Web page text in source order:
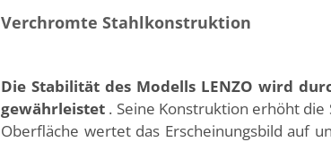
Verchromte Stahlkonstruktion
Die Stabilität des Modells LENZO wird
gewährleistet . Seine Konstruktion erhöht
Oberfläche wertet das Erscheinungsbild auf